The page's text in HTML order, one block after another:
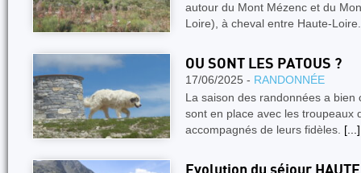
autour du Mont Mézenc et du
Loire), à cheval entre Haute-
OU SONT LES PATOUS ?
17/06/2025 - RANDONNÉE
La saison des randonnées a
sont en place avec les troupeaux
accompagnés de leurs fidèles. [...]